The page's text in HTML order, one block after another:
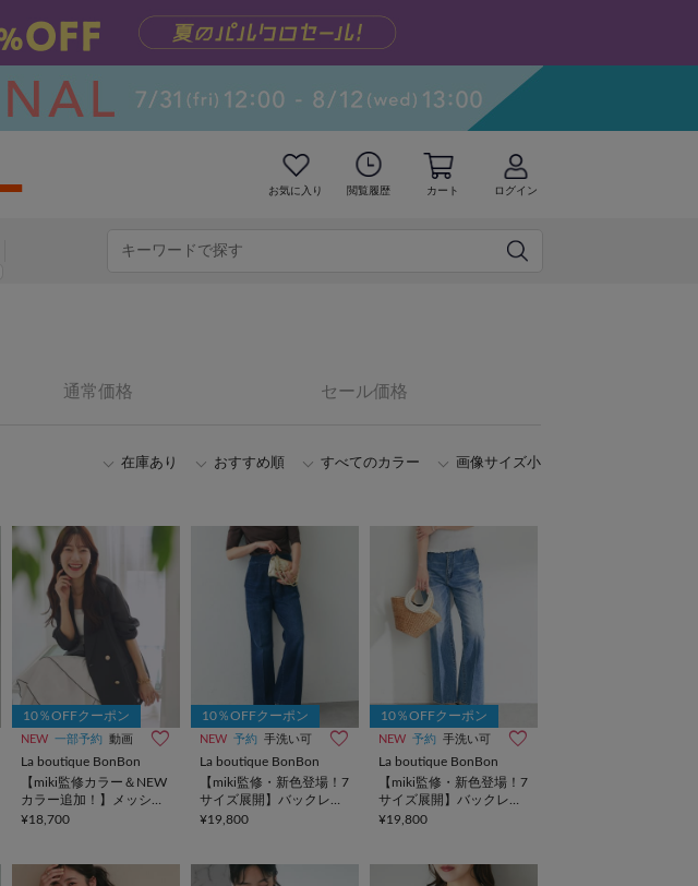
お気に入り 閲覧履歴 カート ログイン
通常価格 セール価格
在庫あり おすすめ順 すべてのカラー 画像サイズ小
10％OFFクーポン
NEW 一部予約 動画
La boutique BonBon
【miki監修カラー＆NEW
カラー追加！】メッシュ
メタルボタンライトジャ
¥18,700
10％OFFクーポン
NEW 予約 手洗い可
La boutique BonBon
【miki監修・新色登場！7
サイズ展開】バックレー
スアップデニムフレアパ
¥19,800
10％OFFクーポン
NEW 予約 手洗い可
La boutique BonBon
【miki監修・新色登場！7
サイズ展開】バックレー
スアップデニムフレアパ
¥19,800